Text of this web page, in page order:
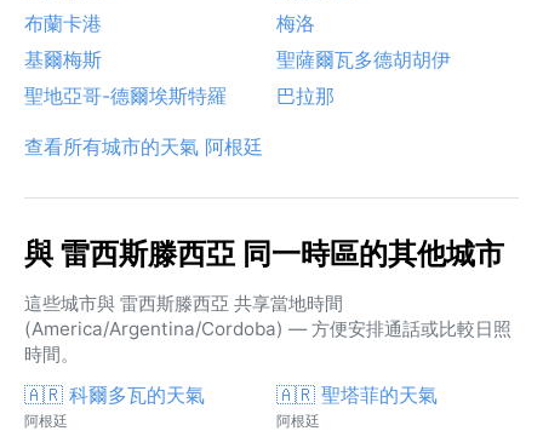
布蘭卡港
梅洛
基爾梅斯
聖薩爾瓦多德胡胡伊
聖地亞哥-德爾埃斯特羅
巴拉那
查看所有城市的天氣 阿根廷
與 雷西斯滕西亞 同一時區的其他城市
這些城市與 雷西斯滕西亞 共享當地時間
(America/Argentina/Cordoba) — 方便安排通話或比較日照
時間。
🇦🇷 科爾多瓦的天氣
阿根廷
🇦🇷 聖塔菲的天氣
阿根廷